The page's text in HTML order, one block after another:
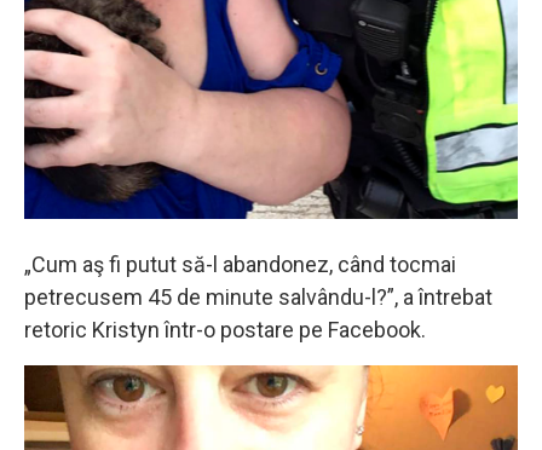
„Cum aş fi putut să-l abandonez, când tocmai
petrecusem 45 de minute salvându-l?”, a întrebat
retoric Kristyn într-o postare pe Facebook.